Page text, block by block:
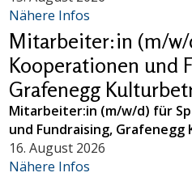
Nähere Infos
Mitarbeiter:in (m/w/
Kooperationen und
Grafenegg
Mitarbeiter:in (m/w/d) für
und Fundraising,
16. August 2026
Nähere Infos